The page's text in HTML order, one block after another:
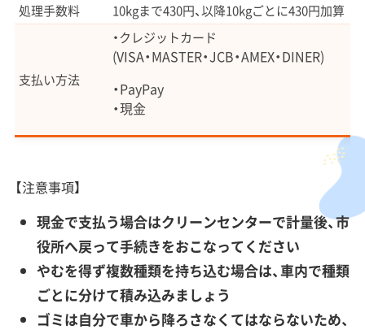
処理手数料
10kgまで430円、以降10kgごとに430円加算
支払い方法
・クレジットカード
(VISA・MASTER・JCB・AMEX・DINER)
・PayPay
・現金
【注意事項】
現金で支払う場合はクリーンセンターで計量後、市
役所へ戻って手続きをおこなってください
やむを得ず複数種類を持ち込む場合は、車内で種類
ごとに分けて積み込みましょう
ゴミは自分で車から降ろさなくてはならないため、